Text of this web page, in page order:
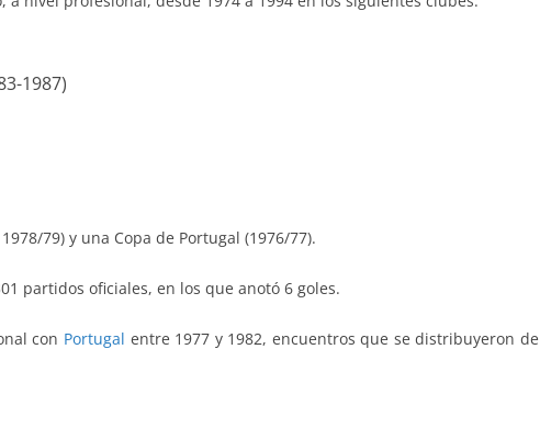
1987)
79) y una Copa de Portugal (1976/77).
partidos oficiales, en los que anotó 6 goles.
con Portugal entre 1977 y 1982, encuentros que se distribuyeron de